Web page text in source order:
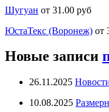
Шугуан от 31.00 руб
ЮстаТекс (Воронеж) от
Новые записи
26.11.2025
10.08.2025